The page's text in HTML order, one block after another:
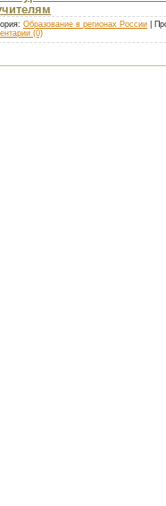
Образование в регионах России |
(0)